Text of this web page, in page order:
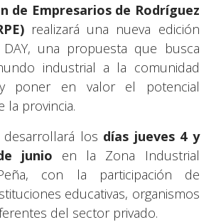
de Empresarios de Rodríguez
realizará una nueva edición
DAY, una propuesta que busca
industrial a la comunidad
y poner en valor el potencial
la provincia.
los días jueves 4 y
junio en la Zona Industrial
con la participación de
educativas, organismos
del sector privado.